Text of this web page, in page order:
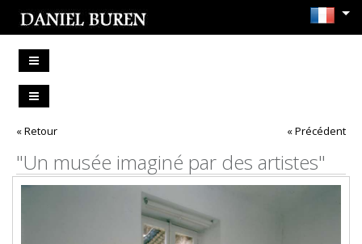
« Retour « Précédent
"Un musée imaginé par des artistes"